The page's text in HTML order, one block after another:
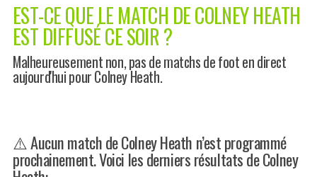
EST-CE QUE LE MATCH DE COLNEY HEATH
EST DIFFUSÉ CE SOIR ?
Malheureusement non, pas de matchs de foot en direct
aujourd'hui pour Colney Heath.
⚠️ Aucun match de Colney Heath n’est programmé
prochainement. Voici les derniers résultats de Colney